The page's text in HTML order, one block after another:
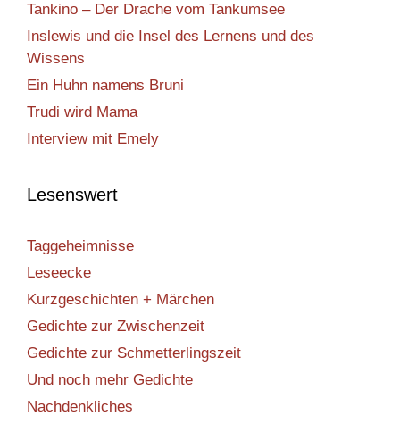
Tankino – Der Drache vom Tankumsee
Inslewis und die Insel des Lernens und des
Wissens
Ein Huhn namens Bruni
Trudi wird Mama
Interview mit Emely
Lesenswert
Taggeheimnisse
Leseecke
Kurzgeschichten + Märchen
Gedichte zur Zwischenzeit
Gedichte zur Schmetterlingszeit
Und noch mehr Gedichte
Nachdenkliches